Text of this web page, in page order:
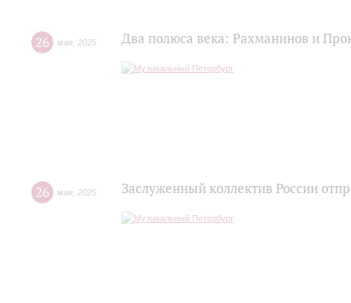
26 мая 2025 Два полюса века: Рахманинов и
26 мая 2025 Заслуженный коллектив России